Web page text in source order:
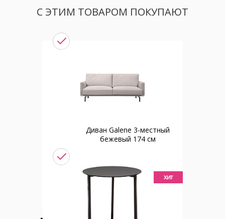
С ЭТИМ ТОВАРОМ ПОКУПАЮТ
Диван Galene 3-местный
бежевый 174 см
хит